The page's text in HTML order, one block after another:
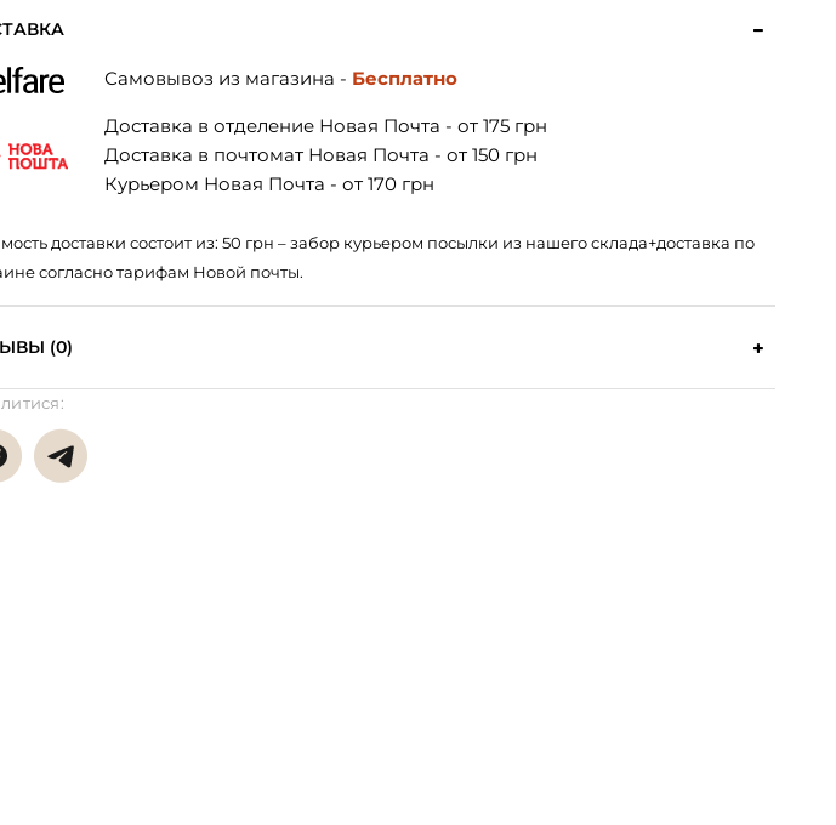
Самовывоз из магазина - Бесплатно
Доставка в отделение Новая Почта - от 175 грн
Доставка в почтомат Новая Почта - от 150 грн
Курьером Новая Почта - от 170 грн
доставки состоит из: 50 грн – забор курьером посылки из нашего склада+доставка по
согласно тарифам Новой почты.
(0)